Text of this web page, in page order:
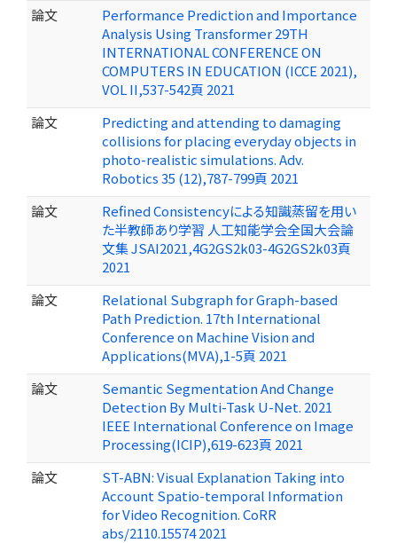
論文
Performance Prediction and Importance
Analysis Using Transformer 29TH
INTERNATIONAL CONFERENCE ON
COMPUTERS IN EDUCATION (ICCE 2021),
VOL II,537-542頁 2021
論文
Predicting and attending to damaging
collisions for placing everyday objects in
photo-realistic simulations. Adv.
Robotics 35 (12),787-799頁 2021
論文
Refined Consistencyによる知識蒸留を用い
た半教師あり学習 人工知能学会全国大会論
文集 JSAI2021,4G2GS2k03-4G2GS2k03頁
2021
論文
Relational Subgraph for Graph-based
Path Prediction. 17th International
Conference on Machine Vision and
Applications(MVA),1-5頁 2021
論文
Semantic Segmentation And Change
Detection By Multi-Task U-Net. 2021
IEEE International Conference on Image
Processing(ICIP),619-623頁 2021
論文
ST-ABN: Visual Explanation Taking into
Account Spatio-temporal Information
for Video Recognition. CoRR
abs/2110.15574 2021